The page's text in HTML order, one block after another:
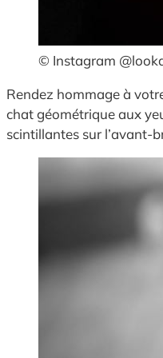
© Instagram
Rendez hommage à
chat géométrique aux
scintillantes sur l’avant-